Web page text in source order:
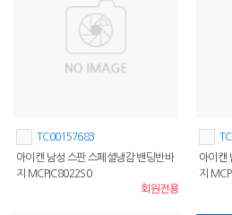
TC00157683
아이캔 남성 스판 스페셜냉감 밴딩반바
지 MCPIC8022S0
회원전용
아이캔
지